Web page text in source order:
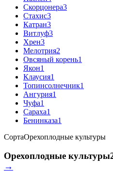
Скорцонера3
Стахис3
Катран3
Витлуф3
Хрен3
Мелотрия2
Овсяный корень1
Якон1
Клаусия1
Топинсолнечник1
Ангурия1
Чуфа1
Сараха1
Бенинказа1
СортаОрехоплодные культуры
Орехоплодные культуры
→